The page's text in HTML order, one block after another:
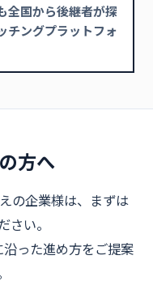
全国から後継者が探
チングプラットフォ
方へ
の企業様は、まずは
さい。
った進め方をご提案